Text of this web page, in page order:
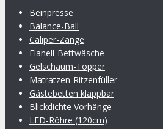
Beinpresse
Balance-Ball
Caliper-Zange
Flanell-Bettwäsche
Gelschaum-Topper
Matratzen-Ritzenfüller
Gästebetten klappbar
Blickdichte Vorhänge
LED-Röhre (120cm)